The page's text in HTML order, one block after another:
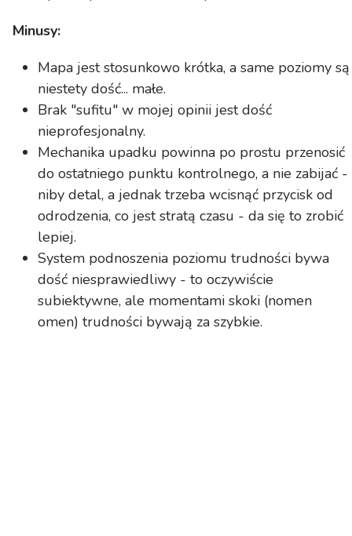
Minusy:
Mapa jest stosunkowo krótka, a same poziomy są
niestety dość... małe.
Brak "sufitu" w mojej opinii jest dość
nieprofesjonalny.
Mechanika upadku powinna po prostu przenosić
do ostatniego punktu kontrolnego, a nie zabijać -
niby detal, a jednak trzeba wcisnąć przycisk od
odrodzenia, co jest stratą czasu - da się to zrobić
lepiej.
System podnoszenia poziomu trudności bywa
dość niesprawiedliwy - to oczywiście
subiektywne, ale momentami skoki (nomen
omen) trudności bywają za szybkie.